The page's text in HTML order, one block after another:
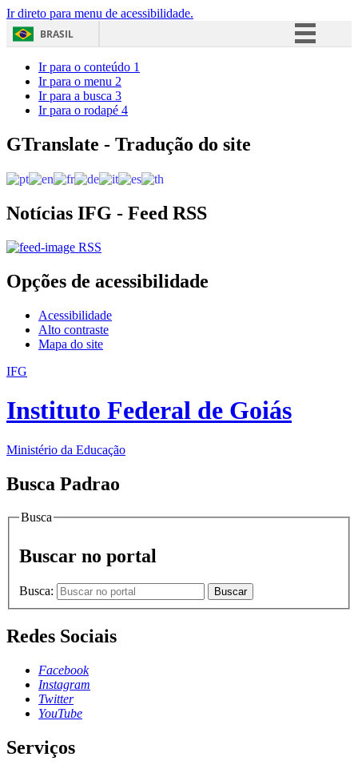
Ir direto para menu de acessibilidade.
BRASIL
Acesso à informação
Ir para o conteúdo 1
Ir para o menu 2
Ir para a busca 3
Ir para o rodapé 4
GTranslate - Tradução do site
Notícias IFG - Feed RSS
RSS
Opções de acessibilidade
Acessibilidade
Alto contraste
Mapa do site
IFG
Instituto Federal de Goiás
Ministério da Educação
Busca Padrao
Busca
Buscar no portal
Busca: Buscar
Redes Sociais
Facebook
Instagram
Twitter
YouTube
Serviços